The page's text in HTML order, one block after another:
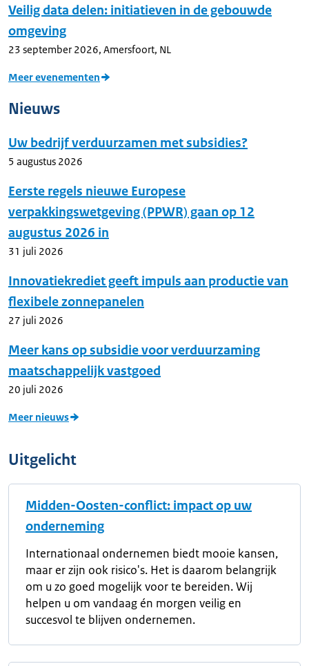
Veilig data delen: initiatieven in de gebouwde
omgeving
23 september 2026, Amersfoort, NL
Meer evenementen
Nieuws
Uw bedrijf verduurzamen met subsidies?
5 augustus 2026
Eerste regels nieuwe Europese
verpakkingswetgeving (PPWR) gaan op 12
augustus 2026 in
31 juli 2026
Innovatiekrediet geeft impuls aan productie van
flexibele zonnepanelen
27 juli 2026
Meer kans op subsidie voor verduurzaming
maatschappelijk vastgoed
20 juli 2026
Meer nieuws
Uitgelicht
Midden-Oosten-conflict: impact op uw
onderneming
Internationaal ondernemen biedt mooie kansen,
maar er zijn ook risico's. Het is daarom belangrijk
om u zo goed mogelijk voor te bereiden. Wij
helpen u om vandaag én morgen veilig en
succesvol te blijven ondernemen.